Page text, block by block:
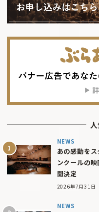
NEWS
あの感動を
ンクールの
開決定
2026年7月31日
NEWS